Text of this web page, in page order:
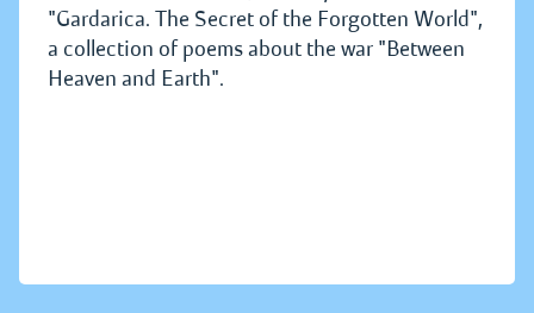
"Gardarica. The Secret of the Forgotten World",
a collection of poems about the war "Between
Heaven and Earth".